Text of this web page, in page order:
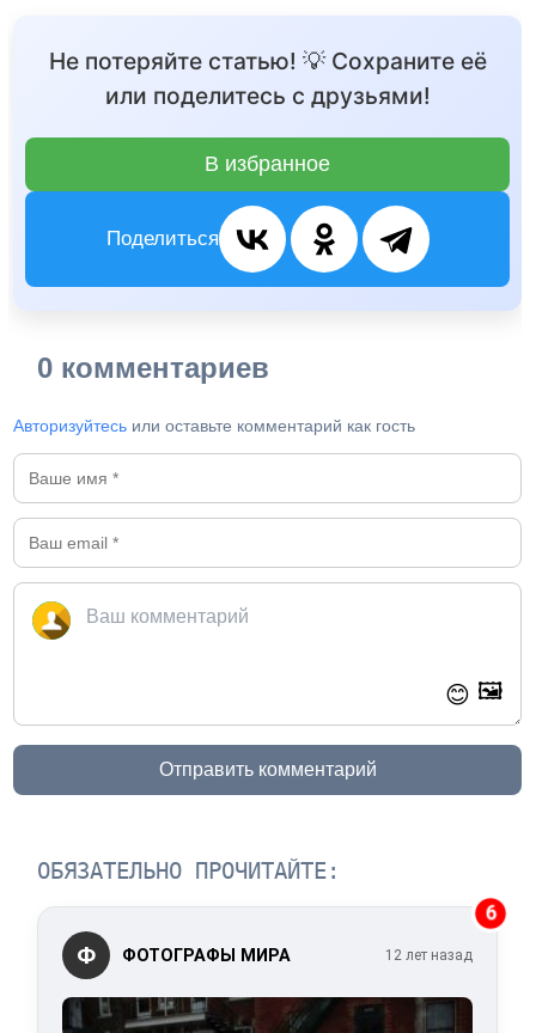
Не потеряйте статью! 💡 Сохраните её
или поделитесь с друзьями!
В избранное
Поделиться
0 комментариев
Авторизуйтесь или оставьте комментарий как гость
😊 🖼️
Отправить комментарий
ОБЯЗАТЕЛЬНО ПРОЧИТАЙТЕ:
6
Ф ФОТОГРАФЫ МИРА 12 лет назад